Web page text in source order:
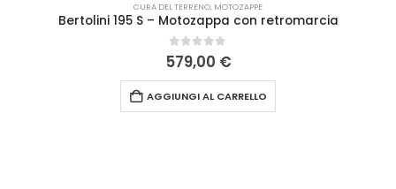
CURA DEL TERRENO, MOTOZAPPE
Bertolini 195 S – Motozappa con retromarcia
0Su 5
579,00 €
AGGIUNGI AL CARRELLO